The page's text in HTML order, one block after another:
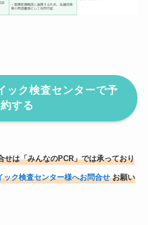
ック検査センターで予
約する
は「みんなのPCR」では承っており
ック検査センター様へお問合せ お願い